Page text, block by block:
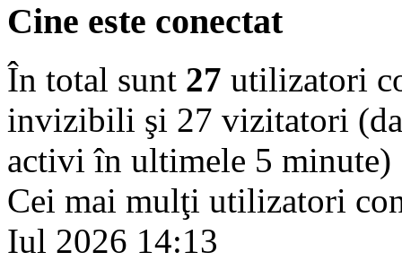
Cine este conectat
În total sunt 27 utilizatori
invizibili şi 27 vizitatori
activi în ultimele 5 minute)
Cei mai mulţi utilizatori
Iul 2026 14:13